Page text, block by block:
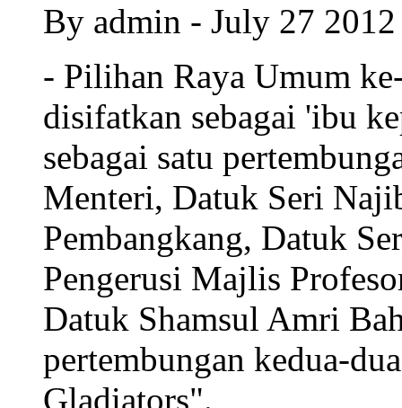
By admin - July 27
- Pilihan Raya Umum
disifatkan sebagai 'ibu
sebagai satu
Menteri, Datuk Seri
Pembangkang, Datuk
Pengerusi Majlis
Datuk Shamsul Amri
pertembungan kedua-
Gladiators".